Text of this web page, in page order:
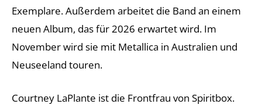
Exemplare. Außerdem arbeitet die Band an einem
neuen Album, das für 2026 erwartet wird. Im
November wird sie mit Metallica in Australien und
Neuseeland touren.
Courtney LaPlante ist die Frontfrau von Spiritbox.